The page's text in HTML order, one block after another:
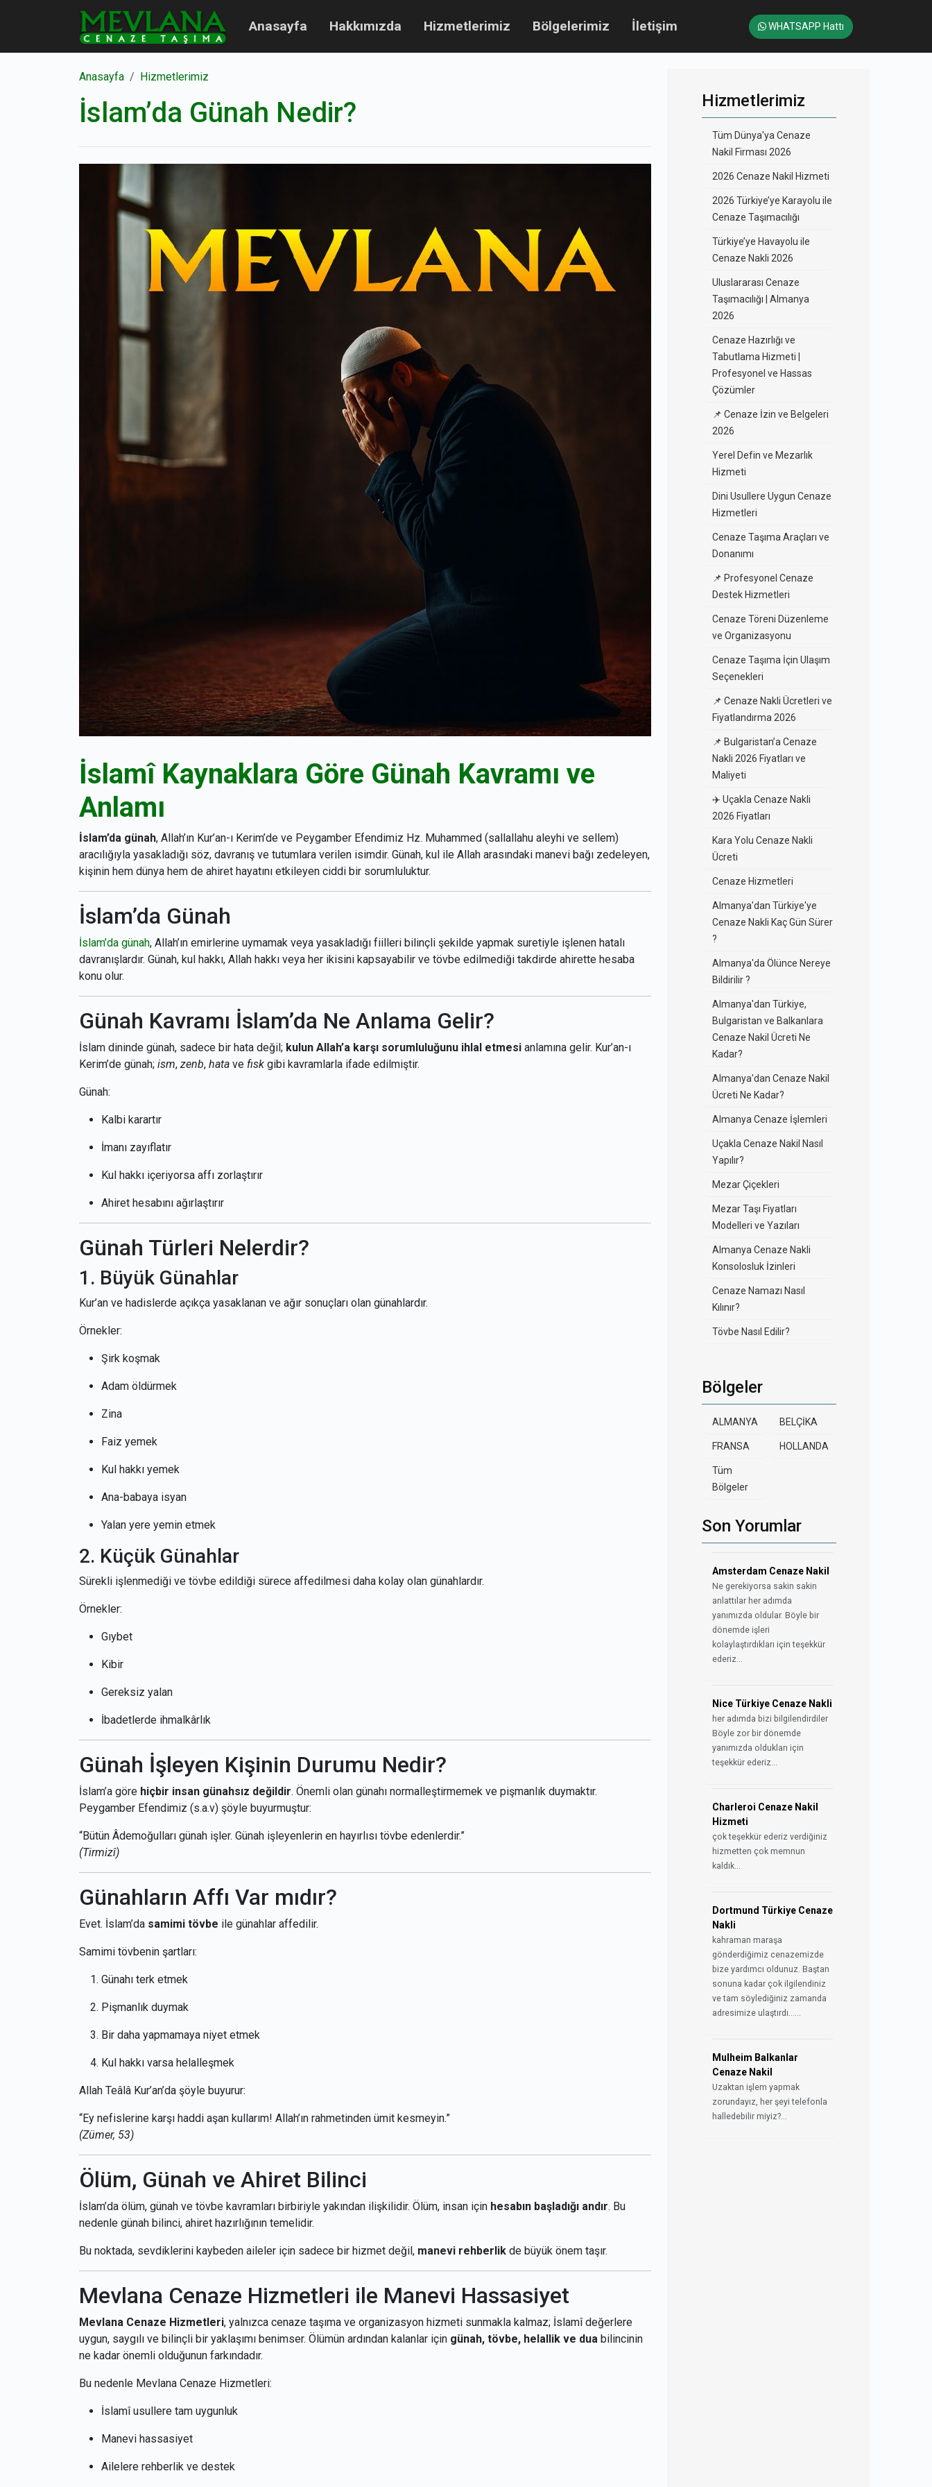
Anasayfa Hakkımızda Hizmetlerimiz Bölgelerimiz İletişim WHATSAPP Hattı
Anasayfa Hizmetlerimiz
İslam’da Günah Nedir?
İslamî Kaynaklara Göre Günah Kavramı ve
Anlamı
İslam’da günah, Allah’ın Kur’an-ı Kerim’de ve Peygamber Efendimiz Hz. Muhammed (sallallahu aleyhi ve sellem)
aracılığıyla yasakladığı söz, davranış ve tutumlara verilen isimdir. Günah, kul ile Allah arasındaki manevi bağı zedeleyen,
kişinin hem dünya hem de ahiret hayatını etkileyen ciddi bir sorumluluktur.
İslam’da Günah
İslam’da günah, Allah’ın emirlerine uymamak veya yasakladığı fiilleri bilinçli şekilde yapmak suretiyle işlenen hatalı
davranışlardır. Günah, kul hakkı, Allah hakkı veya her ikisini kapsayabilir ve tövbe edilmediği takdirde ahirette hesaba
konu olur.
Günah Kavramı İslam’da Ne Anlama Gelir?
İslam dininde günah, sadece bir hata değil; kulun Allah’a karşı sorumluluğunu ihlal etmesi anlamına gelir. Kur’an-ı
Kerim’de günah; ism, zenb, hata ve fısk gibi kavramlarla ifade edilmiştir.
Günah:
Kalbi karartır
İmanı zayıflatır
Kul hakkı içeriyorsa affı zorlaştırır
Ahiret hesabını ağırlaştırır
Günah Türleri Nelerdir?
1. Büyük Günahlar
Kur’an ve hadislerde açıkça yasaklanan ve ağır sonuçları olan günahlardır.
Örnekler:
Şirk koşmak
Adam öldürmek
Zina
Faiz yemek
Kul hakkı yemek
Ana-babaya isyan
Yalan yere yemin etmek
2. Küçük Günahlar
Sürekli işlenmediği ve tövbe edildiği sürece affedilmesi daha kolay olan günahlardır.
Örnekler:
Gıybet
Kibir
Gereksiz yalan
İbadetlerde ihmalkârlık
Günah İşleyen Kişinin Durumu Nedir?
İslam’a göre hiçbir insan günahsız değildir. Önemli olan günahı normalleştirmemek ve pişmanlık duymaktır.
Peygamber Efendimiz (s.a.v) şöyle buyurmuştur:
“Bütün Âdemoğulları günah işler. Günah işleyenlerin en hayırlısı tövbe edenlerdir.”
(Tirmizî)
Günahların Affı Var mıdır?
Evet. İslam’da samimi tövbe ile günahlar affedilir.
Samimi tövbenin şartları:
Günahı terk etmek
Pişmanlık duymak
Bir daha yapmamaya niyet etmek
Kul hakkı varsa helalleşmek
Allah Teâlâ Kur’an’da şöyle buyurur:
“Ey nefislerine karşı haddi aşan kullarım! Allah’ın rahmetinden ümit kesmeyin.”
(Zümer, 53)
Ölüm, Günah ve Ahiret Bilinci
İslam’da ölüm, günah ve tövbe kavramları birbiriyle yakından ilişkilidir. Ölüm, insan için hesabın başladığı andır. Bu
nedenle günah bilinci, ahiret hazırlığının temelidir.
Bu noktada, sevdiklerini kaybeden aileler için sadece bir hizmet değil, manevi rehberlik de büyük önem taşır.
Mevlana Cenaze Hizmetleri ile Manevi Hassasiyet
Mevlana Cenaze Hizmetleri, yalnızca cenaze taşıma ve organizasyon hizmeti sunmakla kalmaz; İslamî değerlere
uygun, saygılı ve bilinçli bir yaklaşımı benimser. Ölümün ardından kalanlar için günah, tövbe, helallik ve dua bilincinin
ne kadar önemli olduğunun farkındadır.
Bu nedenle Mevlana Cenaze Hizmetleri:
İslamî usullere tam uygunluk
Manevi hassasiyet
Ailelere rehberlik ve destek
Hizmetlerimiz
Tüm Dünya'ya Cenaze
Nakil Firması 2026
2026 Cenaze Nakil Hizmeti
2026 Türkiye’ye Karayolu ile
Cenaze Taşımacılığı
Türkiye’ye Havayolu ile
Cenaze Nakli 2026
Uluslararası Cenaze
Taşımacılığı | Almanya
2026
Cenaze Hazırlığı ve
Tabutlama Hizmeti |
Profesyonel ve Hassas
Çözümler
📌 Cenaze İzin ve Belgeleri
2026
Yerel Defin ve Mezarlık
Hizmeti
Dini Usullere Uygun Cenaze
Hizmetleri
Cenaze Taşıma Araçları ve
Donanımı
📌 Profesyonel Cenaze
Destek Hizmetleri
Cenaze Töreni Düzenleme
ve Organizasyonu
Cenaze Taşıma İçin Ulaşım
Seçenekleri
📌 Cenaze Nakli Ücretleri ve
Fiyatlandırma 2026
📌 Bulgaristan’a Cenaze
Nakli 2026 Fiyatları ve
Maliyeti
✈️ Uçakla Cenaze Nakli
2026 Fiyatları
Kara Yolu Cenaze Nakli
Ücreti
Cenaze Hizmetleri
Almanya'dan Türkiye'ye
Cenaze Nakli Kaç Gün Sürer
?
Almanya'da Ölünce Nereye
Bildirilir ?
Almanya'dan Türkiye,
Bulgaristan ve Balkanlara
Cenaze Nakil Ücreti Ne
Kadar?
Almanya'dan Cenaze Nakil
Ücreti Ne Kadar?
Almanya Cenaze İşlemleri
Uçakla Cenaze Nakil Nasıl
Yapılır?
Mezar Çiçekleri
Mezar Taşı Fiyatları
Modelleri ve Yazıları
Almanya Cenaze Nakli
Konsolosluk İzinleri
Cenaze Namazı Nasıl
Kılınır?
Tövbe Nasıl Edilir?
Bölgeler
ALMANYA BELÇİKA
FRANSA HOLLANDA
Tüm
Bölgeler
Son Yorumlar
Amsterdam Cenaze Nakil
Ne gerekiyorsa sakin sakin
anlattılar her adımda
yanımızda oldular. Böyle bir
dönemde işleri
kolaylaştırdıkları için teşekkür
ederiz...
Nice Türkiye Cenaze Nakli
her adımda bizi bilgilendirdiler
Böyle zor bir dönemde
yanımızda oldukları için
teşekkür ederiz...
Charleroi Cenaze Nakil
Hizmeti
çok teşekkür ederiz verdiğiniz
hizmetten çok memnun
kaldık...
Dortmund Türkiye Cenaze
Nakli
kahraman maraşa
gönderdiğimiz cenazemizde
bize yardımcı oldunuz. Baştan
sonuna kadar çok ilgilendiniz
ve tam söylediğiniz zamanda
adresimize ulaştırdı......
Mulheim Balkanlar
Cenaze Nakil
Uzaktan işlem yapmak
zorundayız, her şeyi telefonla
halledebilir miyiz?...